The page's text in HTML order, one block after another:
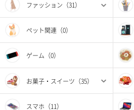
ファッション（31）
ペット関連（0）
ゲーム（0）
お菓子・スイーツ（35）
スマホ（11）